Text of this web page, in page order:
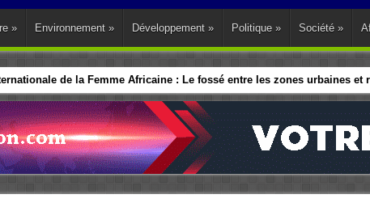
» Environnement » Développement » Politique » Société »
de la Femme Africaine : Le fossé entre les zones urbaines et